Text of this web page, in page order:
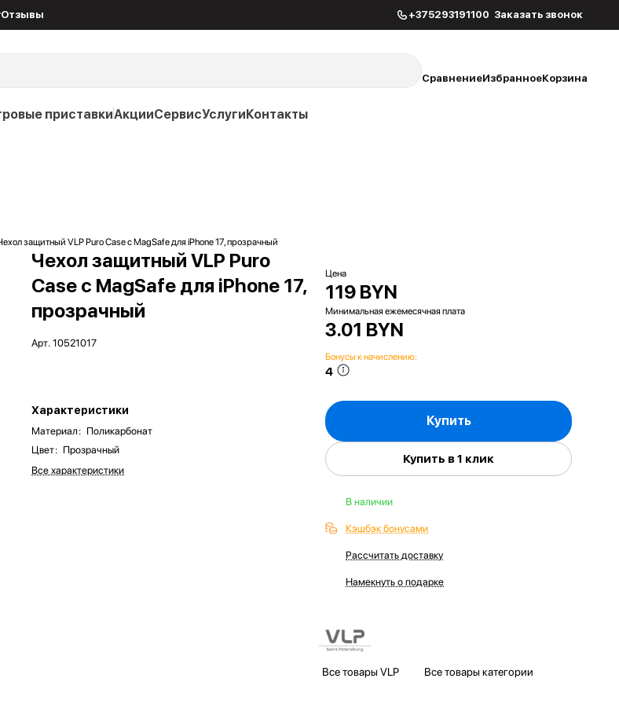
Отзывы +375293191100 Заказать звонок
СравнениеИзбранноеКорзина
приставкиАкцииСервисУслугиКонтакты
защитный VLP Puro Case с MagSafe для iPhone 17, прозрачный
Чехол защитный VLP Puro
Case с MagSafe для iPhone 17,
прозрачный
Арт.10521017
Характеристики
Материал : Поликарбонат
Цвет: Прозрачный
Все характеристики
Цена
119 BYN
Минимальная ежемесячная плата
3.01 BYN
Бонусы к начислению:
4
Купить
Купить в 1 клик
В наличии
Кэшбэк бонусами
Рассчитать доставку
Намекнуть о подарке
Все товары VLP Все товары категории